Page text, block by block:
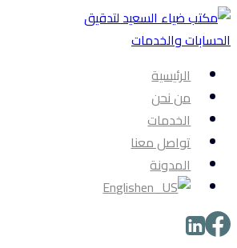
التجاوز
إلى
الرئيسية
من نحن
الخدمات
تواصل معنا
المدونة
English